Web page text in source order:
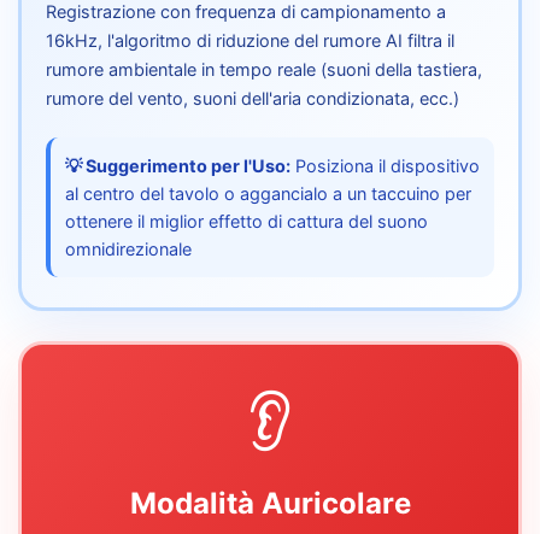
Registrazione con frequenza di campionamento a
16kHz, l'algoritmo di riduzione del rumore AI filtra il
rumore ambientale in tempo reale (suoni della tastiera,
rumore del vento, suoni dell'aria condizionata, ecc.)
💡 Suggerimento per l'Uso: Posiziona il dispositivo
al centro del tavolo o aggancialo a un taccuino per
ottenere il miglior effetto di cattura del suono
omnidirezionale
👂
Modalità Auricolare